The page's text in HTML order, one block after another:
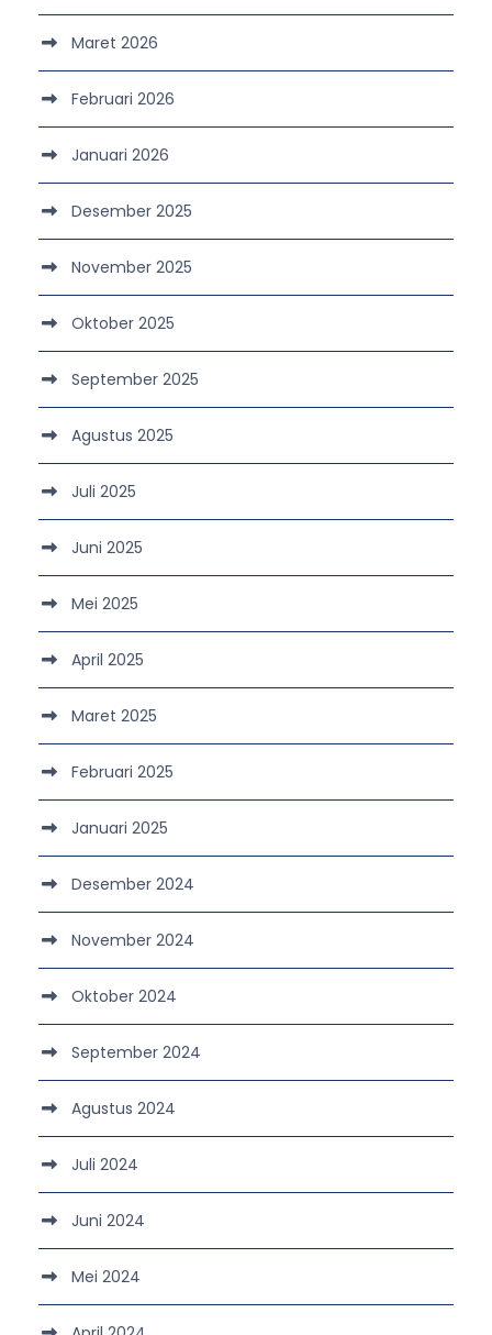
Maret 2026
Februari 2026
Januari 2026
Desember 2025
November 2025
Oktober 2025
September 2025
Agustus 2025
Juli 2025
Juni 2025
Mei 2025
April 2025
Maret 2025
Februari 2025
Januari 2025
Desember 2024
November 2024
Oktober 2024
September 2024
Agustus 2024
Juli 2024
Juni 2024
Mei 2024